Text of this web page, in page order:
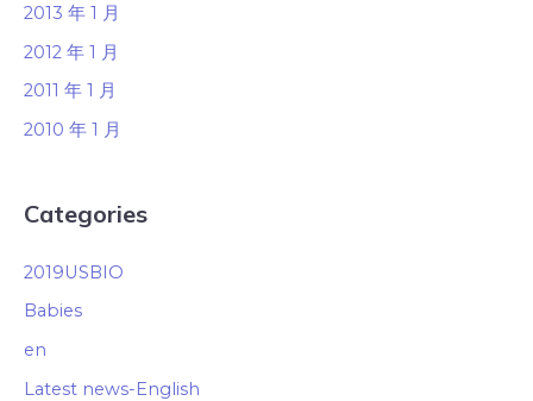
2013 年 1 月
2012 年 1 月
2011 年 1 月
2010 年 1 月
Categories
2019USBIO
Babies
en
Latest news-English